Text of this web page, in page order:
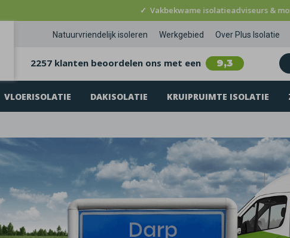
✓ Vakbekwame isolatieadviseurs &
Natuurvriendelijk isoleren Werkgebied Over Plus Isolatie
2257 klanten beoordelen ons met een 9,3
VLOERISOLATIE DAKISOLATIE KRUIPRUIMTE ISOLATIE